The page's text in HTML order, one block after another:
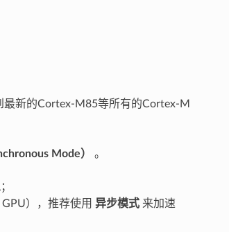
新的Cortex-M85等所有的Cortex-M
Mode） 。
），推荐使用 异步模式来加速